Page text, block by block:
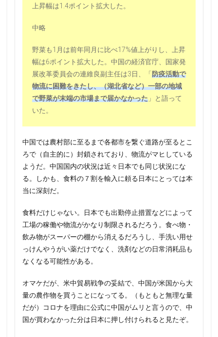
上昇幅は1.4ポイント拡大した。
中略
野菜も1月は前年同月に比べ17%値上がりし、上昇
幅は6ポイント拡大した。中国の経済官庁、国家発
展改革委員会の連維良副主任は3日、「 防疫活動で
物流に困難をきたし、（湖北省など）一部の地域
で野菜が末端の市場まで届かなかった 」と語って
いた。
中国では農村部に至るまで各都市を繋ぐ道路が至るとこ
ろで（自主的に）封鎖されており、物流がマヒしている
ようだ。中国国内の状況は近々日本でも同じ状況にな
る。しかも、食料の７割を輸入に頼る日本にとっては本
当に深刻だ。
食料だけじゃない。日本でも出勤停止措置などによって
工場の稼働や物流がかなり制限されるだろう。食べ物・
飲み物がスーパーの棚から消えるだろうし、手洗い用せ
っけんやうがい薬だけでなく、洗剤などの日常消耗品も
なくなる可能性がある。
オマケだが、米中貿易戦争の妥結で、中国が米国から大
量の農作物を買うことになってる。（もともと無理な量
だが）コロナを理由に公式に中国がムリと言うので、中
国が買わなかった分は日本に押し付けられると見たぞ。